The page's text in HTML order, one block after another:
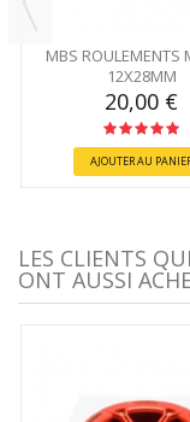
MBS ROULEMENTS
12X28MM
20,00 €
AJOUTER AU
LES CLIENTS
ONT AUSSI